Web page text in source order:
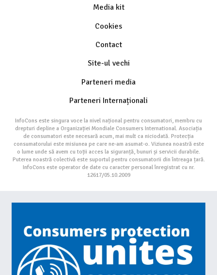
Media kit
Cookies
Contact
Site-ul vechi
Parteneri media
Parteneri Internaționali
InfoCons este singura voce la nivel național pentru consumatori, membru cu
drepturi depline a Organizației Mondiale Consumers International. Asociația
de consumatori este necesară acum, mai mult ca niciodată. Protecția
consumatorului este misiunea pe care ne-am asumat-o. Viziunea noastră este
o lume unde să avem cu toții acces la siguranță, bunuri și servicii durabile.
Puterea noastră colectivă este suportul pentru consumatorii din întreaga țară.
InfoCons este operator de date cu caracter personal înregistrat cu nr.
12617/05.10.2009